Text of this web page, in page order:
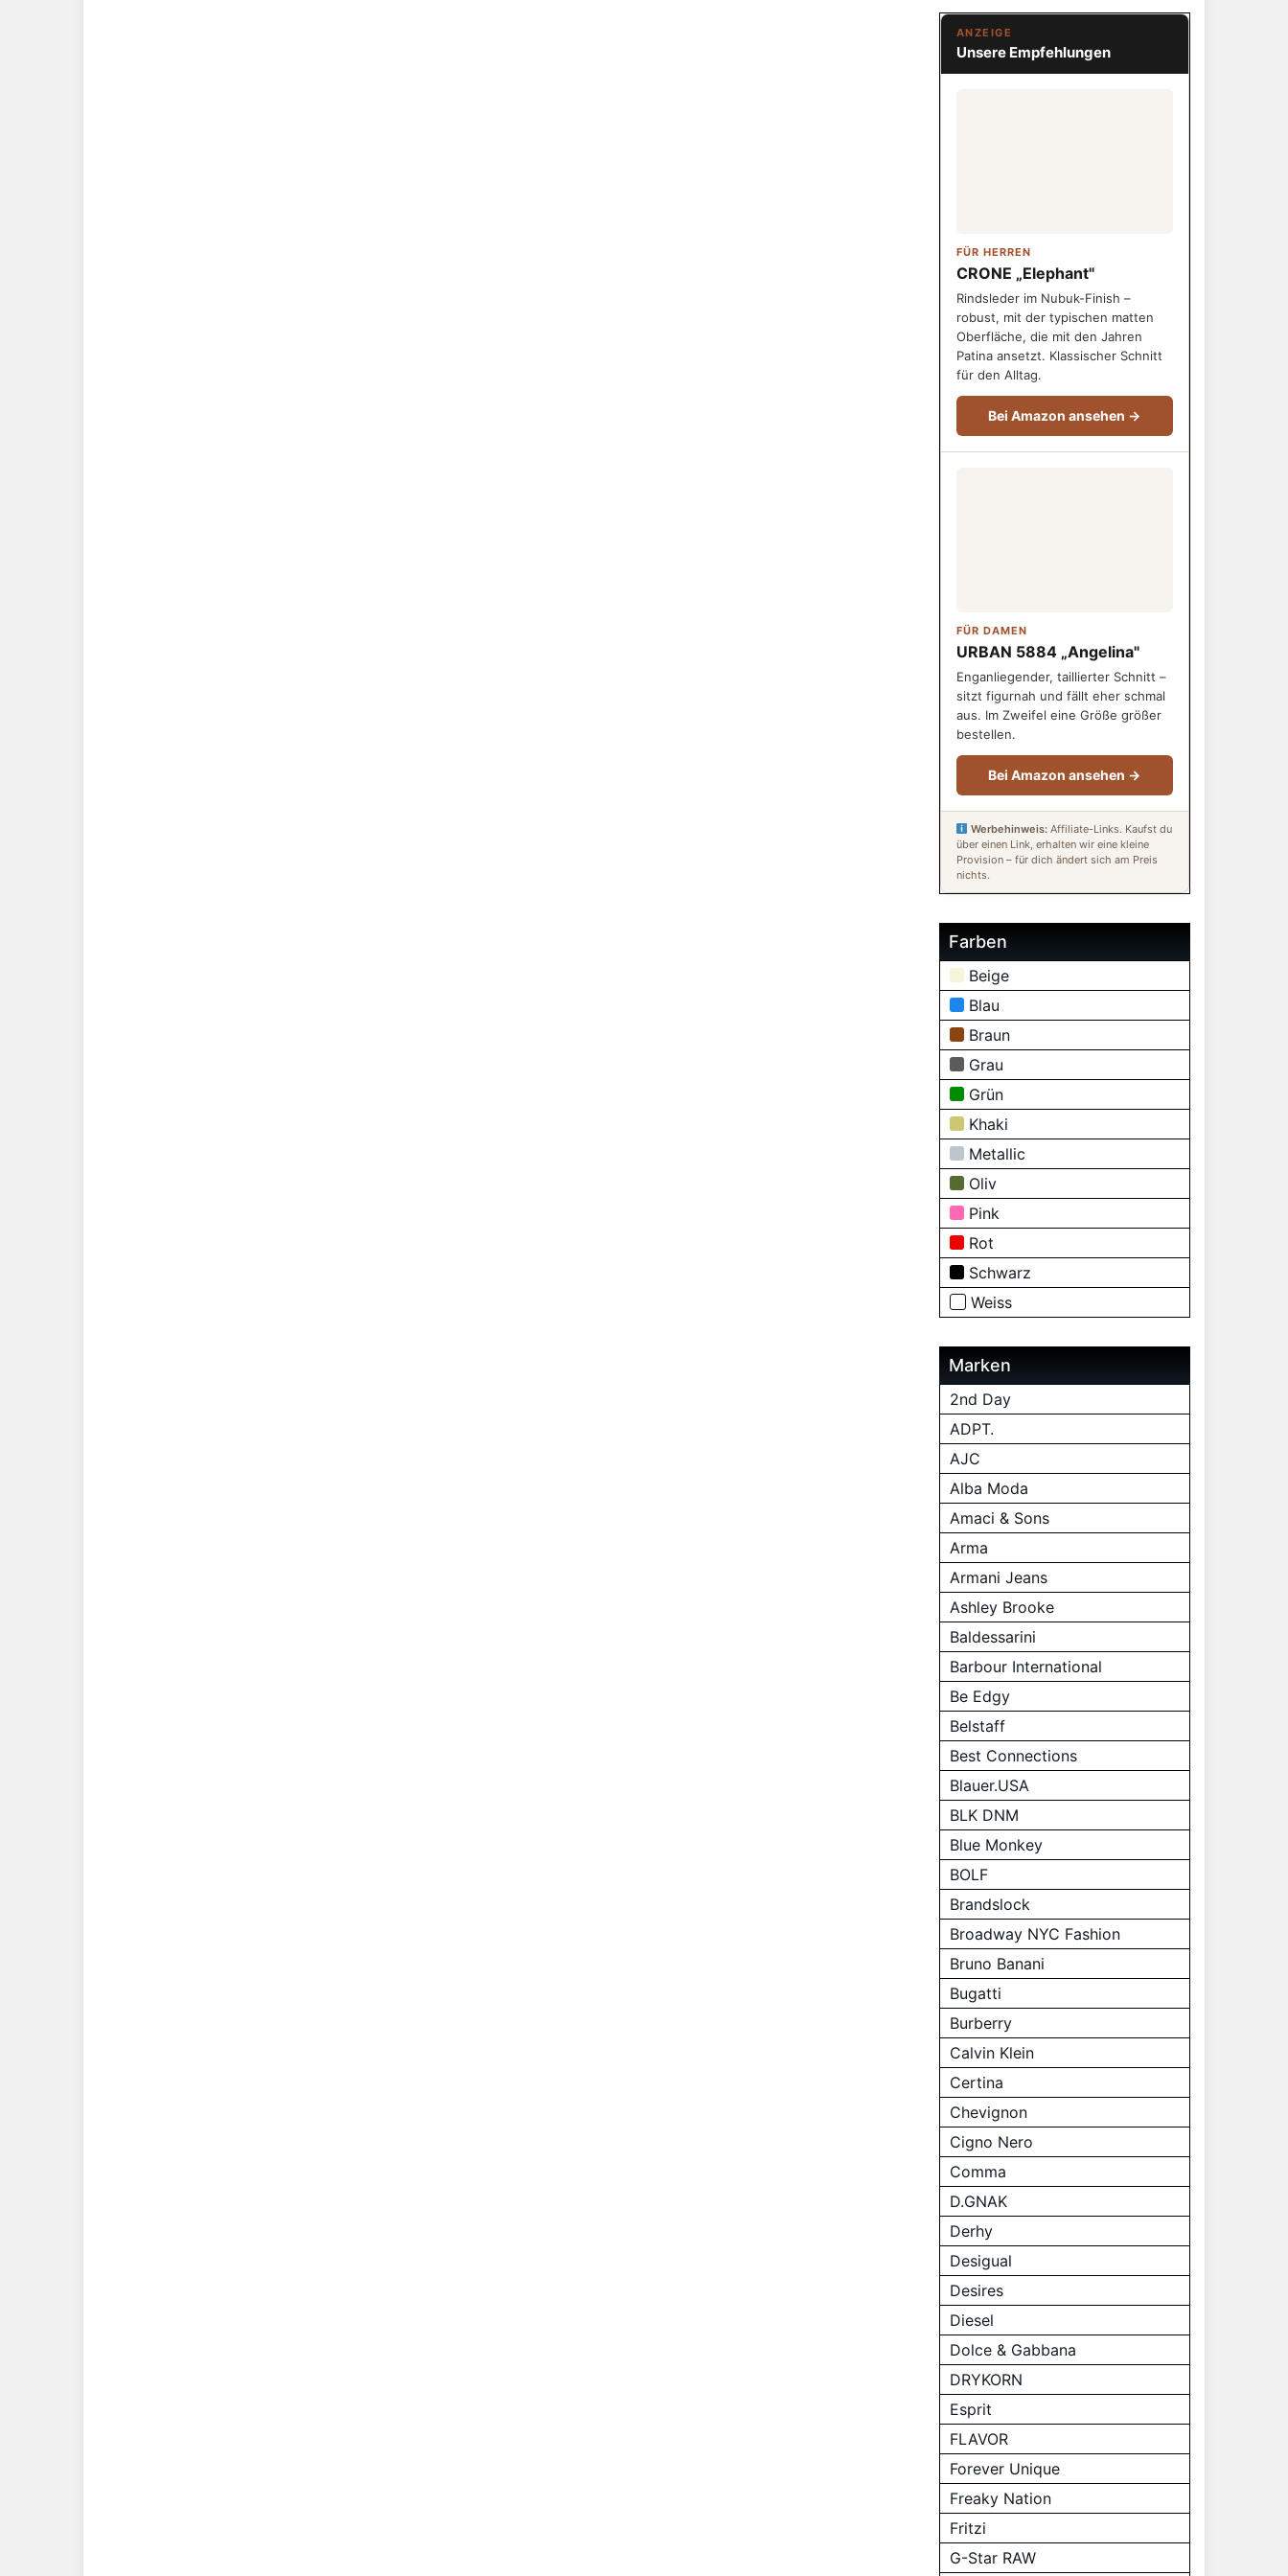
ANZEIGE
Unsere Empfehlungen
FÜR HERREN
CRONE „Elephant"
Rindsleder im Nubuk-Finish –
robust, mit der typischen matten
Oberfläche, die mit den Jahren
Patina ansetzt. Klassischer Schnitt
für den Alltag.
Bei Amazon ansehen →
FÜR DAMEN
URBAN 5884 „Angelina"
Enganliegender, taillierter Schnitt –
sitzt figurnah und fällt eher schmal
aus. Im Zweifel eine Größe größer
bestellen.
Bei Amazon ansehen →
Werbehinweis: Affiliate-Links. Kaufst du
über einen Link, erhalten wir eine kleine
Provision – für dich ändert sich am Preis
nichts.
Farben
Beige
Blau
Braun
Grau
Grün
Khaki
Metallic
Oliv
Pink
Rot
Schwarz
Weiss
Marken
2nd Day
ADPT.
AJC
Alba Moda
Amaci & Sons
Arma
Armani Jeans
Ashley Brooke
Baldessarini
Barbour International
Be Edgy
Belstaff
Best Connections
Blauer.USA
BLK DNM
Blue Monkey
BOLF
Brandslock
Broadway NYC Fashion
Bruno Banani
Bugatti
Burberry
Calvin Klein
Certina
Chevignon
Cigno Nero
Comma
D.GNAK
Derhy
Desigual
Desires
Diesel
Dolce & Gabbana
DRYKORN
Esprit
FLAVOR
Forever Unique
Freaky Nation
Fritzi
G-Star RAW